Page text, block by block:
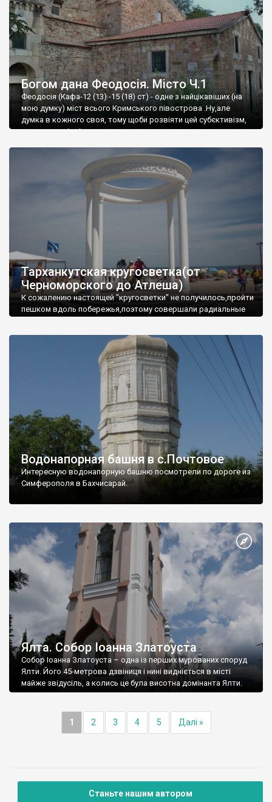
Богом дана Феодосія. Місто Ч.1
Феодосія (Кафа-12 (13) -15 (18) ст) - одне з найцікавіших (на
мою думку) міст всього Кримського півострова .Ну,але
думка в кожного своя, тому щоби розвіяти цей субєктивізм,
запрошую відвідати це
Тарханкутская кругосветка(от
Черноморского до Атлеша)
К сожалению настоящей "кругосветки" не получилось,пройти
пешком вдоль побережья,поэтому совершали радиальные
Водонапорная башня в с.Почтовое
Интересную водонапорную башню посмотрели по дороге из
Симферополя в Бахчисарай.
Ялта. Собор Іоанна Златоуста
Собор Іоанна Златоуста – одна із перших мурованих споруд
Ялти. Його 45-метрова дзвіниця і нині видніється в місті
майже звідусіль, а колись це була висотна домінанта Ялти.
1 2 3 4 5 Далі »
Станьте нашим автором